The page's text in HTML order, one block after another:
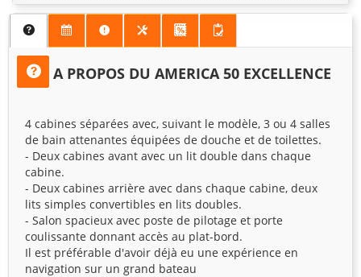
A PROPOS DU AMERICA 50 EXCELLENCE
4 cabines séparées avec, suivant le modèle, 3 ou 4 salles
de bain attenantes équipées de douche et de toilettes.
- Deux cabines avant avec un lit double dans chaque
cabine.
- Deux cabines arrière avec dans chaque cabine, deux
lits simples convertibles en lits doubles.
- Salon spacieux avec poste de pilotage et porte
coulissante donnant accès au plat-bord.
Il est préférable d'avoir déjà eu une expérience en
navigation sur un grand bateau